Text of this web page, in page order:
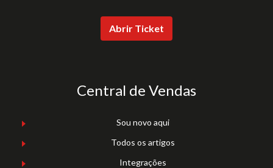
Abrir Ticket
Central de Vendas
Sou novo aqui
Todos os artigos
Integrações